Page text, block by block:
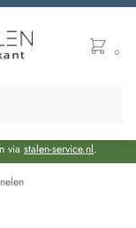
0
van circa 3 weken
via stalen-service.nl.